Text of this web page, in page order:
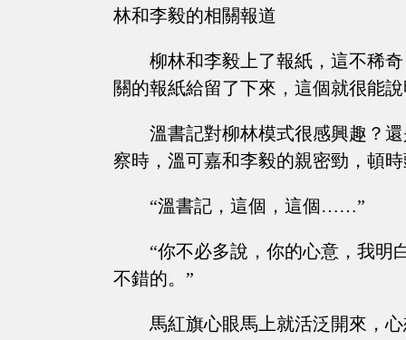
林和李毅的相關報道
柳林和李毅上了報紙，這不稀
關的報紙給留了下來，這個就很能
溫書記對柳林模式很感興趣？
察時，溫可嘉和李毅的親密勁，頓
“溫書記，這個，這個……”
“你不必多說，你的心意，我明
不錯的。”
馬紅旗心眼馬上就活泛開來，